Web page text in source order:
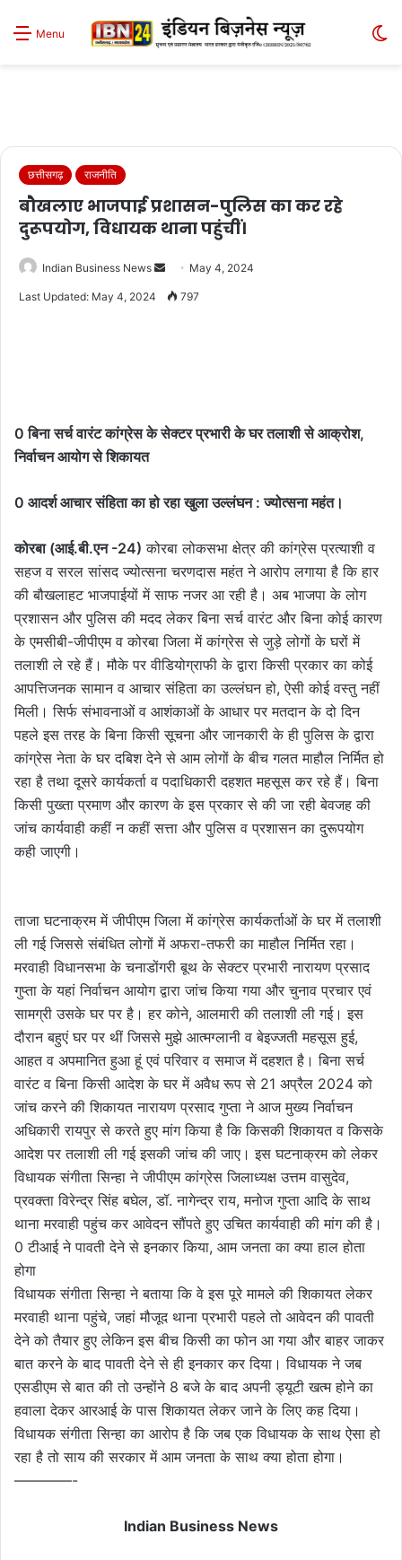
Menu
छत्तीसगढ़ राजनीति
बौखलाए भाजपाई प्रशासन-पुलिस का कर रहे
दुरूपयोग, विधायक थाना पहुंचीं।
Indian Business News
Send
an
May 4, 2024
Last Updated: May 4, 2024 797
0 बिना सर्च वारंट कांग्रेस के सेक्टर प्रभारी के घर तलाशी से आक्रोश,
निर्वाचन आयोग से शिकायत
0 आदर्श आचार संहिता का हो रहा खुला उल्लंघन : ज्योत्सना महंत।
कोरबा (आई.बी.एन -24) कोरबा लोकसभा क्षेत्र की कांग्रेस प्रत्याशी व
सहज व सरल सांसद ज्योत्सना चरणदास महंत ने आरोप लगाया है कि हार
की बौखलाहट भाजपाईयों में साफ नजर आ रही है। अब भाजपा के लोग
प्रशासन और पुलिस की मदद लेकर बिना सर्च वारंट और बिना कोई कारण
के एमसीबी-जीपीएम व कोरबा जिला में कांग्रेस से जुड़े लोगों के घरों में
तलाशी ले रहे हैं। मौके पर वीडियोग्राफी के द्वारा किसी प्रकार का कोई
आपत्तिजनक सामान व आचार संहिता का उल्लंघन हो, ऐसी कोई वस्तु नहीं
मिली। सिर्फ संभावनाओं व आशंकाओं के आधार पर मतदान के दो दिन
पहले इस तरह के बिना किसी सूचना और जानकारी के ही पुलिस के द्वारा
कांग्रेस नेता के घर दबिश देने से आम लोगों के बीच गलत माहौल निर्मित हो
रहा है तथा दूसरे कार्यकर्ता व पदाधिकारी दहशत महसूस कर रहे हैं। बिना
किसी पुख्ता प्रमाण और कारण के इस प्रकार से की जा रही बेवजह की
जांच कार्यवाही कहीं न कहीं सत्ता और पुलिस व प्रशासन का दुरूपयोग
कही जाएगी।
ताजा घटनाक्रम में जीपीएम जिला में कांग्रेस कार्यकर्ताओं के घर में तलाशी
ली गई जिससे संबंधित लोगों में अफरा-तफरी का माहौल निर्मित रहा।
मरवाही विधानसभा के चनाडोंगरी बूथ के सेक्टर प्रभारी नारायण प्रसाद
गुप्ता के यहां निर्वाचन आयोग द्वारा जांच किया गया और चुनाव प्रचार एवं
सामग्री उसके घर पर है। हर कोने, आलमारी की तलाशी ली गई। इस
दौरान बहुएं घर पर थीं जिससे मुझे आत्मग्लानी व बेइज्जती महसूस हुई,
आहत व अपमानित हुआ हूं एवं परिवार व समाज में दहशत है। बिना सर्च
वारंट व बिना किसी आदेश के घर में अवैध रूप से 21 अप्रैल 2024 को
जांच करने की शिकायत नारायण प्रसाद गुप्ता ने आज मुख्य निर्वाचन
अधिकारी रायपुर से करते हुए मांग किया है कि किसकी शिकायत व किसके
आदेश पर तलाशी ली गई इसकी जांच की जाए। इस घटनाक्रम को लेकर
विधायक संगीता सिन्हा ने जीपीएम कांग्रेस जिलाध्यक्ष उत्तम वासुदेव,
प्रवक्ता विरेन्द्र सिंह बघेल, डॉ. नागेन्द्र राय, मनोज गुप्ता आदि के साथ
थाना मरवाही पहुंच कर आवेदन सौंपते हुए उचित कार्यवाही की मांग की है।
0 टीआई ने पावती देने से इनकार किया, आम जनता का क्या हाल होता
होगा
विधायक संगीता सिन्हा ने बताया कि वे इस पूरे मामले की शिकायत लेकर
मरवाही थाना पहुंचे, जहां मौजूद थाना प्रभारी पहले तो आवेदन की पावती
देने को तैयार हुए लेकिन इस बीच किसी का फोन आ गया और बाहर जाकर
बात करने के बाद पावती देने से ही इनकार कर दिया। विधायक ने जब
एसडीएम से बात की तो उन्होंने 8 बजे के बाद अपनी ड्यूटी खत्म होने का
हवाला देकर आरआई के पास शिकायत लेकर जाने के लिए कह दिया।
विधायक संगीता सिन्हा का आरोप है कि जब एक विधायक के साथ ऐसा हो
रहा है तो साय की सरकार में आम जनता के साथ क्या होता होगा।
————-
Indian Business News